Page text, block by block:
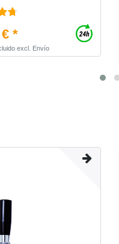
*
excl. Envío